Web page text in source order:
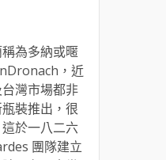
為多納或暱
，近
灣市場都非
裝推出，很
於一八二六
團隊建立